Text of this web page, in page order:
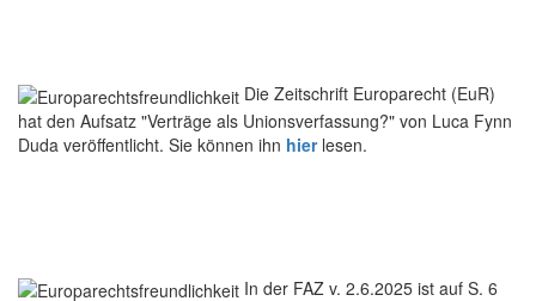
Die Zeitschrift Europarecht (EuR)
hat den Aufsatz "Verträge als Unionsverfassung?" von Luca Fynn
Duda veröffentlicht. Sie können ihn hierlesen.
In der FAZ v. 2.6.2025 ist auf S. 6